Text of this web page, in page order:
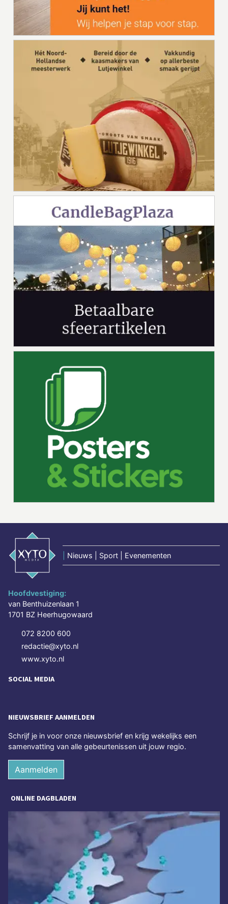
Nieuws | Sport | Evenementen
Hoofdvestiging:
van Benthuizenlaan 1
1701 BZ Heerhugowaard
072 8200 600
redactie@xyto.nl
www.xyto.nl
SOCIAL MEDIA
NIEUWSBRIEF AANMELDEN
Schrijf je in voor onze nieuwsbrief en krijg wekelijks een
samenvatting van alle gebeurtenissen uit jouw regio.
Aanmelden
ONLINE DAGBLADEN